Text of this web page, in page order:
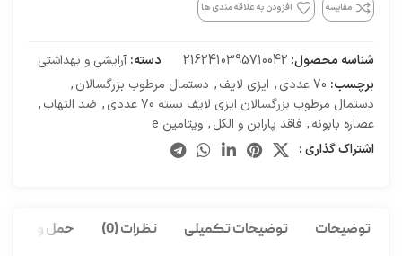
مقایسه افزودن به علاقه مندی ها
شناسه محصول: 2162410395710042 دسته: آرایشی و بهداشتی
برچسب: 70 عددی , ایزی لایف, دستمال مرطوب بزرگسالان,
دستمال مرطوب بزرگسالان ایزی لایف بسته 70 عددی
, ضد التهاب,
عصاره بابونه, فاقد پارابن و الکل, ویتامین e
اشتراک گذاری :
توضیحات توضیحات تکمیلی نظرات (0) حمل و نقل